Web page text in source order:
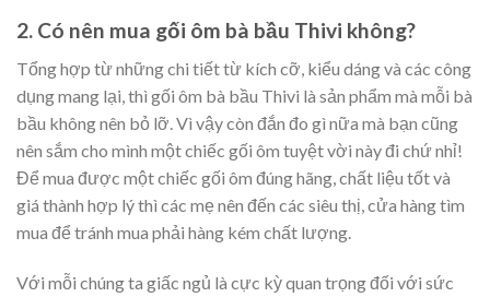
2. Có nên mua gối ôm bà bầu Thivi không?
Tổng hợp từ những chi tiết từ kích cỡ, kiểu dáng và các công
dụng mang lại, thì gối ôm bà bầu Thivi là sản phẩm mà mỗi bà
bầu không nên bỏ lỡ. Vì vậy còn đắn đo gì nữa mà bạn cũng
nên sắm cho mình một chiếc gối ôm tuyệt vời này đi chứ nhỉ!
Để mua được một chiếc gối ôm đúng hãng, chất liệu tốt và
giá thành hợp lý thì các mẹ nên đến các siêu thị, cửa hàng tìm
mua để tránh mua phải hàng kém chất lượng.
Với mỗi chúng ta giấc ngủ là cực kỳ quan trọng đối với sức